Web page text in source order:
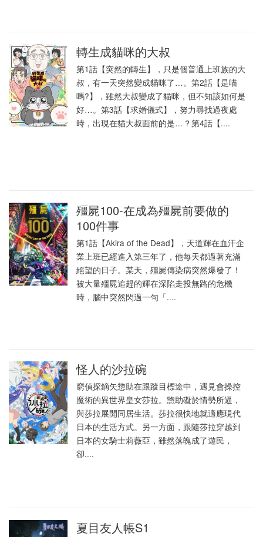
轉生成貓咪的大叔
第1話【突然的轉生】，只是個普通上班族的大
叔，有一天突然變成貓咪了…。第2話【是喵
嗎?】，雖然大叔變成了貓咪，但不知該如何是
好…。第3話【求婚儀式】，努力尋找過夜處
時，出現在貓大叔面前的是…？第4話【....
殭屍100-在成為殭屍前要做的
100件事
第1話【Akira of the Dead】，天道輝在血汗企
業上班已經進入第三年了，他每天都過著充滿
絕望的日子。某天，殭屍傳染病突然爆發了！
被大量殭屍追趕的輝在深陷走投無路的危機
時，腦中突然閃過一句「....
怪人的沙拉碗
窮偵探鏑矢惣助在跟蹤目標途中，遇見會操控
魔術的異世界皇女莎拉。惣助礙於情勢所逼，
與莎拉展開同居生活。莎拉很快地就適應現代
日本的生活方式。另一方面，跟隨莎拉穿越到
日本的女騎士莉薇亞，雖然落魄成了遊民，
卻....
夏目友人帳S1